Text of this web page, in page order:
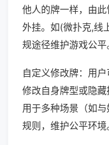
他人的牌一样，由
外挂。如(微扑克,线
规途径维护游戏公平
自定义修改牌：用户
修改自身牌型或隐
用于多种场景（如
规则，维护公平环境